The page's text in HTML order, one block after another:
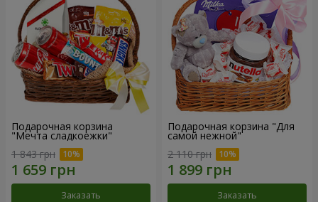
Подарочная корзина
"Мечта сладкоежки"
1 843 грн
Заказать
Подарочная корзина "Для
самой нежной"
2 110 грн
Заказать